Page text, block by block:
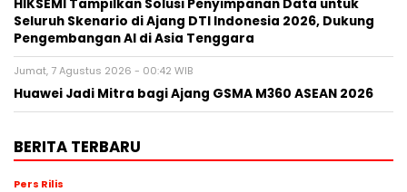
HIKSEMI Tampilkan Solusi Penyimpanan Data untuk
Seluruh Skenario di Ajang DTI Indonesia 2026, Dukung
Pengembangan AI di Asia Tenggara
Jumat, 7 Agustus 2026 - 00:42 WIB
Huawei Jadi Mitra bagi Ajang GSMA M360 ASEAN 2026
BERITA TERBARU
Pers Rilis